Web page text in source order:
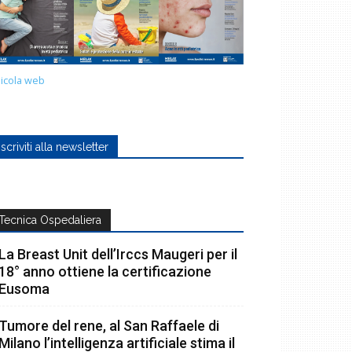
web
alla newsletter
Ospedaliera
Breast Unit dell’Irccs Maugeri per il
anno ottiene la certificazione
del rene, al San Raffaele di
l’intelligenza artificiale stima il